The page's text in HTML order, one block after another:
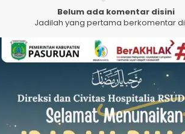
Belum ada komentar disini
Jadilah yang pertama berkomentar